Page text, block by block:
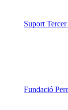
Suport
Fundació